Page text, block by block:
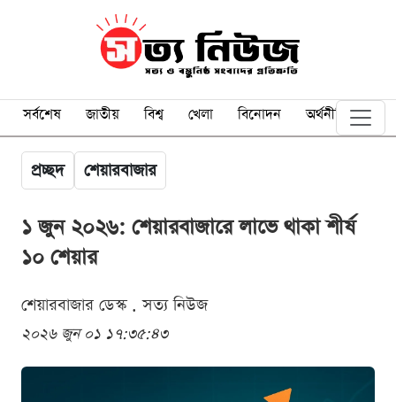
সর্বশেষ জাতীয় বিশ্ব খেলা বিনোদন অর্থনীতি
প্রচ্ছদ শেয়ারবাজার
১ জুন ২০২৬: শেয়ারবাজারে লাভে থাকা শীর্ষ
১০ শেয়ার
শেয়ারবাজার ডেস্ক . সত্য নিউজ
২০২৬ জুন ০১ ১৭:৩৫:৪৩